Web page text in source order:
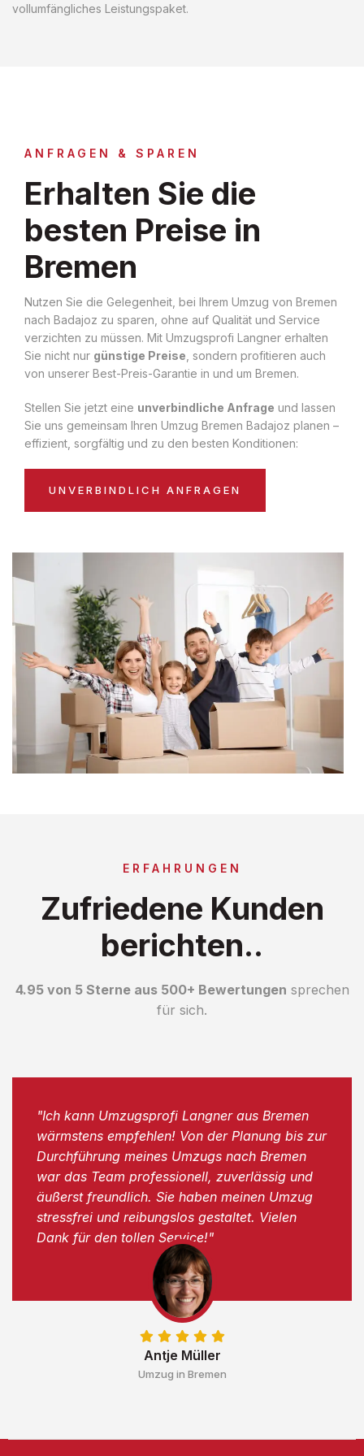
vollumfängliches Leistungspaket.
ANFRAGEN & SPAREN
Erhalten Sie die
besten Preise in
Bremen
Nutzen Sie die Gelegenheit, bei Ihrem Umzug von Bremen
nach Badajoz zu sparen, ohne auf Qualität und Service
verzichten zu müssen. Mit Umzugsprofi Langner erhalten
Sie nicht nur günstige Preise , sondern profitieren auch
von unserer Best-Preis-Garantie in und um Bremen.
Stellen Sie jetzt eine unverbindliche Anfrage und lassen
Sie uns gemeinsam Ihren Umzug Bremen Badajoz planen –
effizient, sorgfältig und zu den besten Konditionen:
UNVERBINDLICH ANFRAGEN
ERFAHRUNGEN
Zufriedene Kunden
berichten..
4.95 von 5 Sterne aus 500+ Bewertungen sprechen
für sich.
Antje Müller
Umzug in Bremen
"Ich kann Umzugsprofi Langner aus Bremen
wärmstens empfehlen! Von der Planung bis zur
Durchführung meines Umzugs nach Bremen
war das Team professionell, zuverlässig und
äußerst freundlich. Sie haben meinen Umzug
stressfrei und reibungslos gestaltet. Vielen
Dank für den tollen Service!"